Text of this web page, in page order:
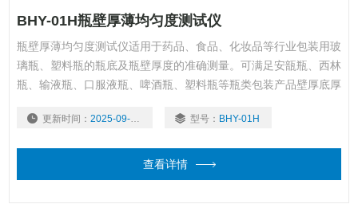
BHY-01H瓶壁厚薄均匀度测试仪
瓶壁厚薄均匀度测试仪适用于药品、食品、化妆品等行业包装用玻
璃瓶、塑料瓶的瓶底及瓶壁厚度的准确测量。可满足安瓿瓶、西林
瓶、输液瓶、口服液瓶、啤酒瓶、塑料瓶等瓶类包装产品壁厚底厚
单位检测产品壁厚底厚必要的仪器。
更新时间： 2025-09-17 型号： BHY-01H
查看详情